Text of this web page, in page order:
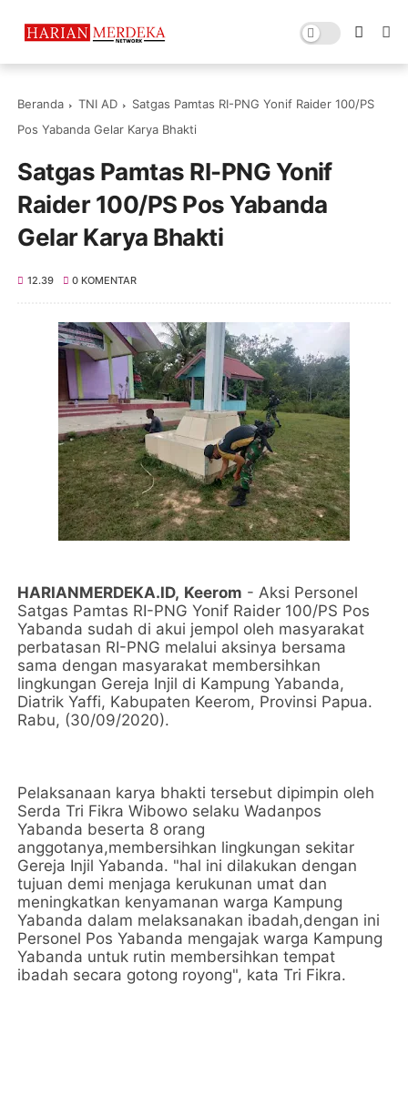
Beranda TNI AD
Satgas Pamtas RI-PNG Yonif Raider 100/PS
Pos Yabanda Gelar Karya Bhakti
Satgas Pamtas RI-PNG Yonif
Raider 100/PS Pos Yabanda
Gelar Karya Bhakti
12.39 0 KOMENTAR
HARIANMERDEKA.ID, Keerom - Aksi Personel
Satgas Pamtas RI-PNG Yonif Raider 100/PS Pos
Yabanda sudah di akui jempol oleh masyarakat
perbatasan RI-PNG melalui aksinya bersama
sama dengan masyarakat membersihkan
lingkungan Gereja Injil di Kampung Yabanda,
Diatrik Yaffi, Kabupaten Keerom, Provinsi Papua.
Rabu, (30/09/2020).
Pelaksanaan karya bhakti tersebut dipimpin oleh
Serda Tri Fikra Wibowo selaku Wadanpos
Yabanda beserta 8 orang
anggotanya,membersihkan lingkungan sekitar
Gereja Injil Yabanda. "hal ini dilakukan dengan
tujuan demi menjaga kerukunan umat dan
meningkatkan kenyamanan warga Kampung
Yabanda dalam melaksanakan ibadah,dengan ini
Personel Pos Yabanda mengajak warga Kampung
Yabanda untuk rutin membersihkan tempat
ibadah secara gotong royong", kata Tri Fikra.